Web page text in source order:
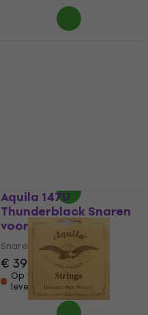
Aquila 147U
Thunderblack Snaren
voor bas ukelele
Snaren voor bas ukelele
€ 39
Op voorraad bij de
leverancier